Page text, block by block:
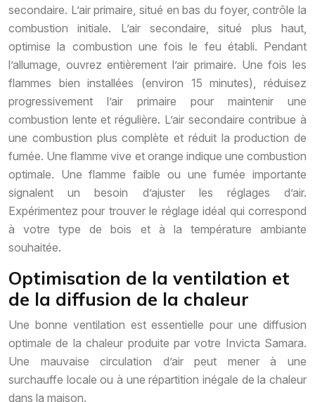
secondaire. L’air primaire, situé en bas du foyer, contrôle la
combustion initiale. L’air secondaire, situé plus haut,
optimise la combustion une fois le feu établi. Pendant
l’allumage, ouvrez entièrement l’air primaire. Une fois les
flammes bien installées (environ 15 minutes), réduisez
progressivement l’air primaire pour maintenir une
combustion lente et régulière. L’air secondaire contribue à
une combustion plus complète et réduit la production de
fumée. Une flamme vive et orange indique une combustion
optimale. Une flamme faible ou une fumée importante
signalent un besoin d’ajuster les réglages d’air.
Expérimentez pour trouver le réglage idéal qui correspond
à votre type de bois et à la température ambiante
souhaitée.
Optimisation de la ventilation et
de la diffusion de la chaleur
Une bonne ventilation est essentielle pour une diffusion
optimale de la chaleur produite par votre Invicta Samara.
Une mauvaise circulation d’air peut mener à une
surchauffe locale ou à une répartition inégale de la chaleur
dans la maison.